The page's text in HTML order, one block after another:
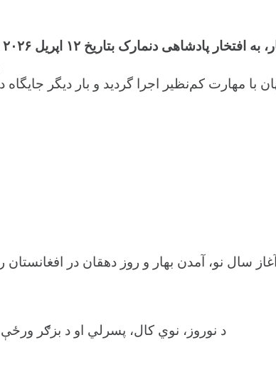
با مهارت کم‌نظیر اجرا گردید و بار دیگر
آغاز سال نو، آمدن بهار و روز دهقان در
د نوروز، نوي کال، پسرلي او د بزګر